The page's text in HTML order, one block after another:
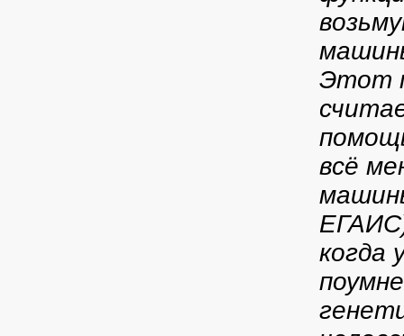
Этот
всё
когда